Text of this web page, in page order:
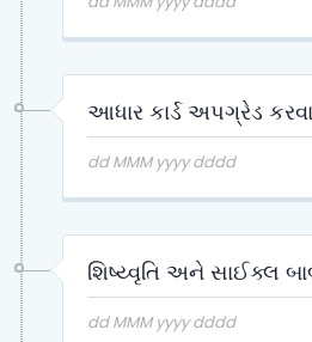
આધાર કાર્ડ અપગ્રેડ
dd MMM yyyy dddd
શિષ્ય્વૃતિ અને સાઈક્લ
dd MMM yyyy dddd